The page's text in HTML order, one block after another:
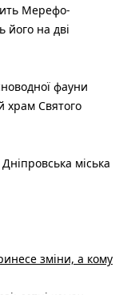
Мерефо-
його на дві
фауни
храм Святого
міська
зміни, а кому